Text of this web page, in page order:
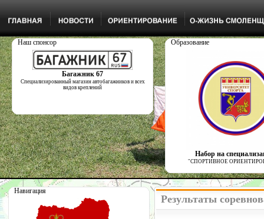
Наш спонсор
Багажник 67
Специализированный магазин автобагажников и всех
видов креплений
Образование
Набор на
"СПОРТИВНОЕ
Навигация
Результаты